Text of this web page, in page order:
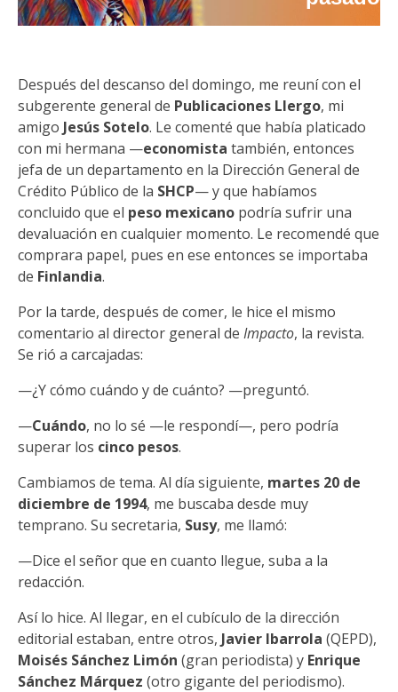
Después del descanso del domingo, me reuní con el
subgerente general de Publicaciones Llergo, mi
amigo Jesús Sotelo. Le comenté que había platicado
con mi hermana —economista también, entonces
jefa de un departamento en la Dirección General de
Crédito Público de la SHCP— y que habíamos
concluido que el peso mexicano podría sufrir una
devaluación en cualquier momento. Le recomendé que
comprara papel, pues en ese entonces se importaba
de Finlandia.
Por la tarde, después de comer, le hice el mismo
comentario al director general de Impacto, la revista.
Se rió a carcajadas:
—¿Y cómo cuándo y de cuánto? —preguntó.
—Cuándo, no lo sé —le respondí—, pero podría
superar los cinco pesos.
Cambiamos de tema. Al día siguiente, martes 20 de
diciembre de 1994, me buscaba desde muy
temprano. Su secretaria, Susy, me llamó:
—Dice el señor que en cuanto llegue, suba a la
redacción.
Así lo hice. Al llegar, en el cubículo de la dirección
editorial estaban, entre otros, Javier Ibarrola (QEPD),
Moisés Sánchez Limón (gran periodista) y Enrique
Sánchez Márquez (otro gigante del periodismo).